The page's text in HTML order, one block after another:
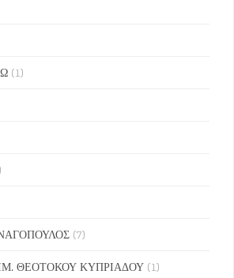
(1)
(7)
ΘΕΟΤΟΚΟΥ ΚΥΠΡΙΑΔΟΥ (1)